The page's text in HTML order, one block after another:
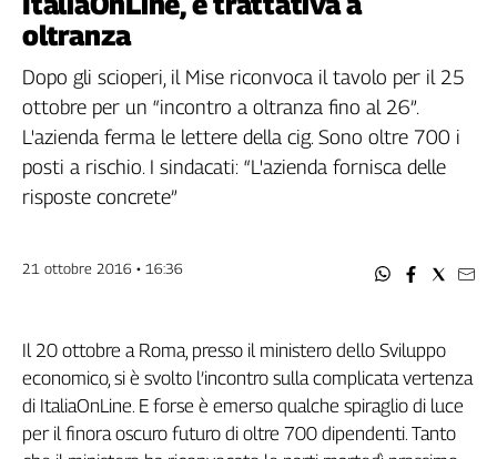
Filcams
Filctem
Fillea
Filt
Fiom
Flai
Nidil
Inca
Caaf
Speciali
oltranza
Dopo gli scioperi, il Mise riconvoca il tavolo per il 25
ottobre per un “incontro a oltranza fino al 26”.
L'azienda ferma le lettere della cig. Sono oltre 700 i
posti a rischio. I sindacati: “L'azienda fornisca delle
risposte concrete”
21 ottobre 2016 • 16:36
Il 20 ottobre a Roma, presso il ministero dello Sviluppo
economico, si è svolto l’incontro sulla complicata vertenza
di ItaliaOnLine. E forse è emerso qualche spiraglio di luce
per il finora oscuro futuro di oltre 700 dipendenti. Tanto